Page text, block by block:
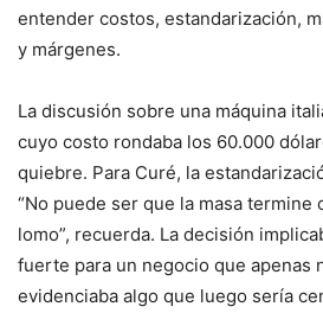
entender costos, estandarización,
y márgenes.
La discusión sobre una máquina
cuyo costo rondaba los 60.000
quiebre. Para Curé, la
“No puede ser que la masa termine
lomo”, recuerda. La decisión
fuerte para un negocio que apenas
evidenciaba algo que luego sería